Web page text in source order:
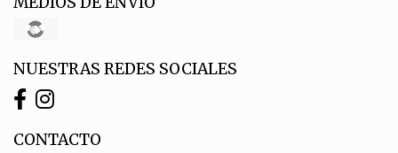
NUESTRAS REDES SOCIALES
CONTACTO